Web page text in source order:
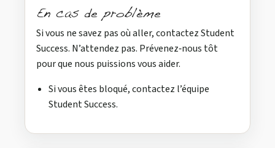
En cas de problème
Si vous ne savez pas où aller, contactez Student
Success. N’attendez pas. Prévenez‑nous tôt
pour que nous puissions vous aider.
Si vous êtes bloqué, contactez l’équipe
Student Success.